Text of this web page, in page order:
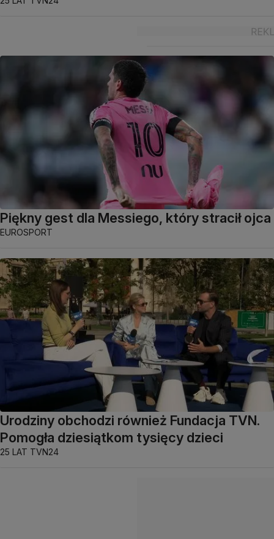
Piękny gest dla Messiego, który stracił ojca
EUROSPORT
Urodziny obchodzi również Fundacja TVN.
Pomogła dziesiątkom tysięcy dzieci
25 LAT TVN24